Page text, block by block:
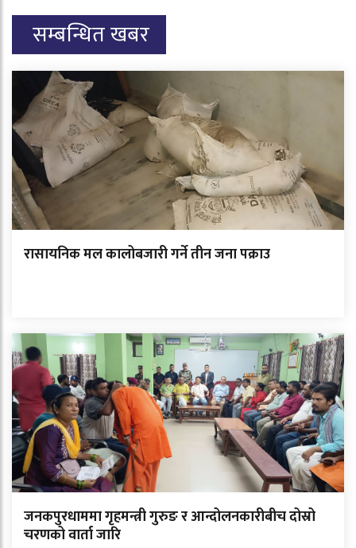
सम्बन्धित खबर
रासायनिक मल कालोबजारी गर्ने तीन जना पक्राउ
जनकपुरधाममा गृहमन्त्री गुरुङ र आन्दोलनकारीबीच दोस्रो
चरणको वार्ता जारि